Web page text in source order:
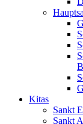
Kitas
Sankt
Sankt